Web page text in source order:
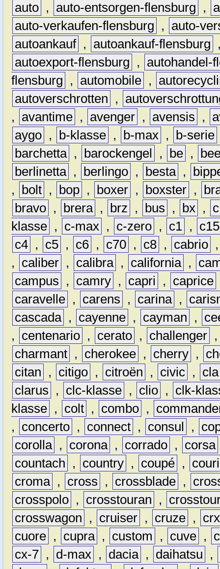
auto , auto-entsorgen-flensburg ,
auto-verkaufen-flensburg
,
auto-
autoankauf , autoankauf-flensburg
autoexport-flensburg
,
autohandel-
flensburg
, automobile ,
autoverschrotten
,
,
avantime , avenger , avensis ,
aygo , b-klasse , b-max , b-serie
barchetta , barockengel , be ,
berlinetta , berlingo , besta ,
,
bolt , bop , boxer , boxster ,
bravo , brera , brz , bus , bx ,
c
klasse , c-max , c-zero , c1 ,
c15
c4 , c5 , c6 , c70 , c8 , cabrio
,
caliber , calibra , california ,
campus
, camry , capri , caprice
caravelle , carens , carina ,
cascada , cayenne , cayman ,
,
centenario , cerato , challenger
charmant , cherokee , cherry ,
citan
, citigo , citroën , civic ,
cla
clarus
, clc-klasse , clio ,
clk-
klasse , colt , combo ,
,
concerto , connect , consul ,
corolla , corona , corrado , corsa
countach
, country , coupé ,
croma , cross , crossblade ,
crosspolo , crosstouran ,
crosswagon
, cruiser , cruze ,
crx
cuore , cupra , custom , cuve ,
cx-7 , d-max , dacia , daihatsu
,